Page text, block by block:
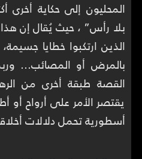
المحليون إلى حكاية أخرى
بلا رأس” ، حيث يُقال إن هذا
الذين ارتكبوا خطايا
بالمرض أو المصائب…
القصة طبقة أخرى من
يقتصر الأمر على أرواح أو
أسطورية تحمل دلالات